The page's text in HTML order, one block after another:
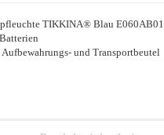
TIKKINA® Blau E060AB01
und Transportbeutel